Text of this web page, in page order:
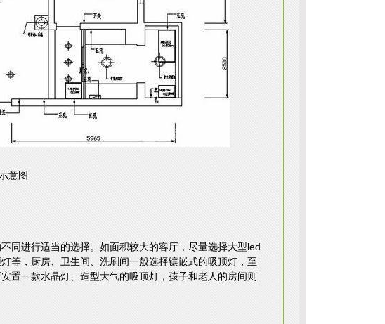
意图
同进行适当的选择。如面积较大的客厅，尽量选择大型led
等，厨房、卫生间、洗刷间一般选择镶嵌式的吸顶灯，至
置一款水晶灯、造型大气的吸顶灯，孩子和老人的房间则